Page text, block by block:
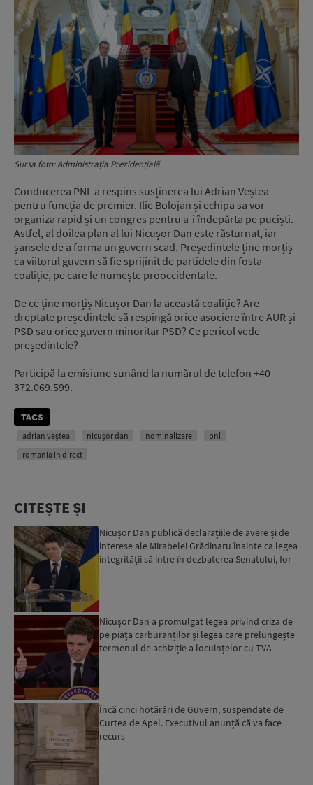
Sursa foto: Administrația Prezidențială
Conducerea PNL a respins susținerea lui Adrian Veștea
pentru funcția de premier. Ilie Bolojan și echipa sa vor
organiza rapid și un congres pentru a-i îndepărta pe puciști.
Astfel, al doilea plan al lui Nicușor Dan este răsturnat, iar
șansele de a forma un guvern scad. Președintele ține morțiș
ca viitorul guvern să fie sprijinit de partidele din fosta
coaliție, pe care le numește prooccidentale.
De ce ține morțiș Nicușor Dan la această coaliție? Are
dreptate președintele să respingă orice asociere între AUR și
PSD sau orice guvern minoritar PSD? Ce pericol vede
președintele?
Participă la emisiune sunând la numărul de telefon +40
372.069.599.
TAGS
adrian veștea nicușor dan nominalizare
pnl
romania in direct
CITEȘTE ȘI
Nicușor Dan publică declarațiile de avere și de
interese ale Mirabelei Grădinaru înainte ca legea
integrității să intre în dezbaterea Senatului, for
Nicușor Dan a promulgat legea privind criza de
pe piața carburanților și legea care prelungește
termenul de achiziție a locuințelor cu TVA
Încă cinci hotărâri de Guvern, suspendate de
Curtea de Apel. Executivul anunță că va face
recurs